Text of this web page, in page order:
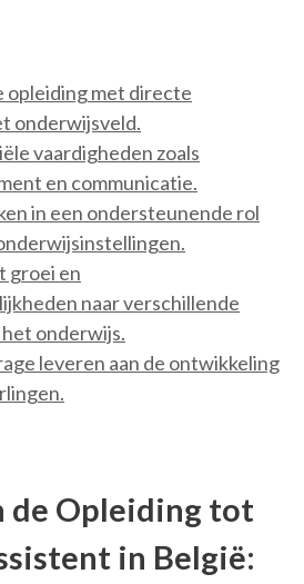
met directe
onderwijsveld.
vaardigheden zoals
en communicatie.
in een ondersteunende rol
groei en
naar verschillende
onderwijs.
leveren aan de ontwikkeling
de Opleiding tot
in België: